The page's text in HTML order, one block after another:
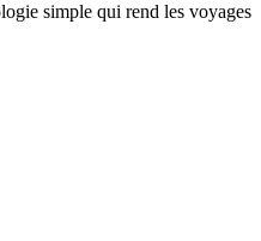
simple qui rend les voyages